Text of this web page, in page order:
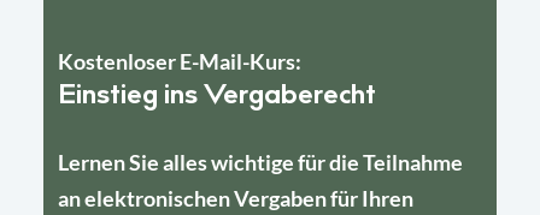
Kostenloser E-Mail-Kurs:
Einstieg ins Vergaberecht
Lernen Sie alles wichtige für die Teilnahme
an elektronischen Vergaben für Ihren